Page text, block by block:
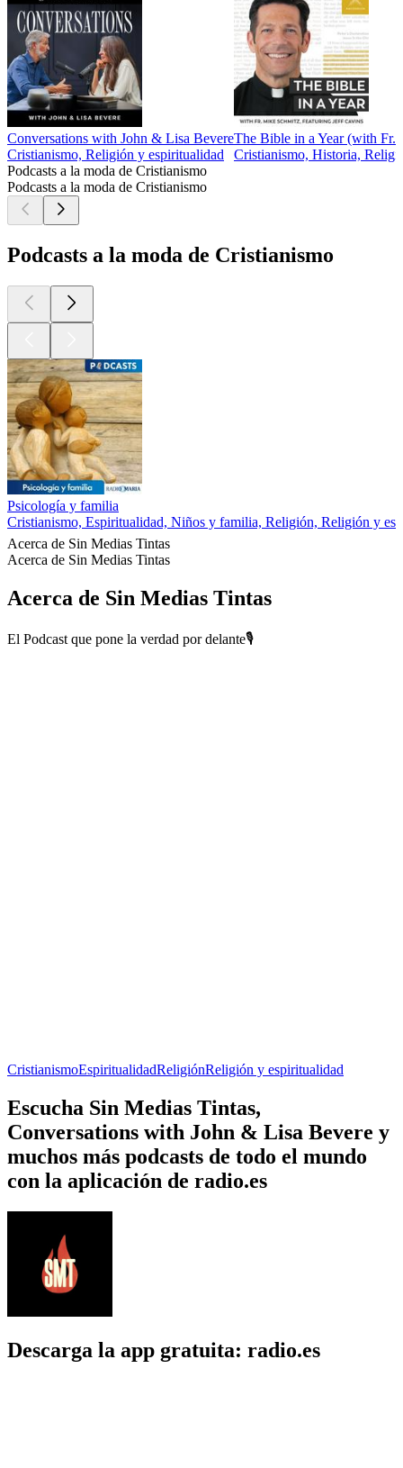
Conversations with John & Lisa Bevere
Cristianismo, Religión y espiritualidad
The Bible in a Year (with Fr.
Cristianismo, Historia,
Podcasts a la moda de Cristianismo
Podcasts a la moda de Cristianismo
Podcasts a la moda de Cristianismo
Psicología y familia
Cristianismo, Espiritualidad, Niños y familia, Religión, Religión y
Acerca de Sin Medias Tintas
Acerca de Sin Medias Tintas
Acerca de Sin Medias Tintas
El Podcast que pone la verdad por delante🎙️
CristianismoEspiritualidadReligiónReligión y espiritualidad
Escucha Sin Medias Tintas,
Conversations with John & Lisa Bevere y
muchos más podcasts de todo el mundo
con la aplicación de radio.es
Descarga la app gratuita: radio.es